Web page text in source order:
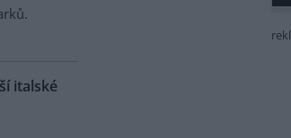
italské